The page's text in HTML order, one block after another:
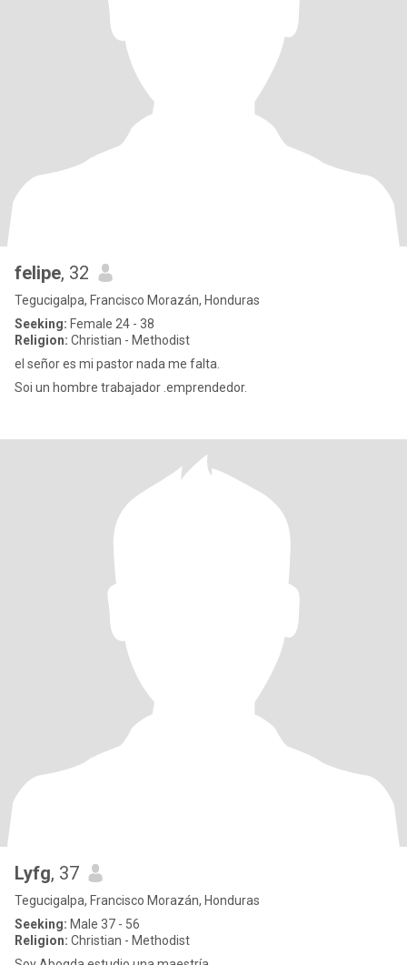
felipe, 32
Tegucigalpa, Francisco Morazán, Honduras
Seeking: Female 24 - 38
Religion: Christian - Methodist
el señor es mi pastor nada me falta.
Soi un hombre trabajador .emprendedor.
Lyfg, 37
Tegucigalpa, Francisco Morazán, Honduras
Seeking: Male 37 - 56
Religion: Christian - Methodist